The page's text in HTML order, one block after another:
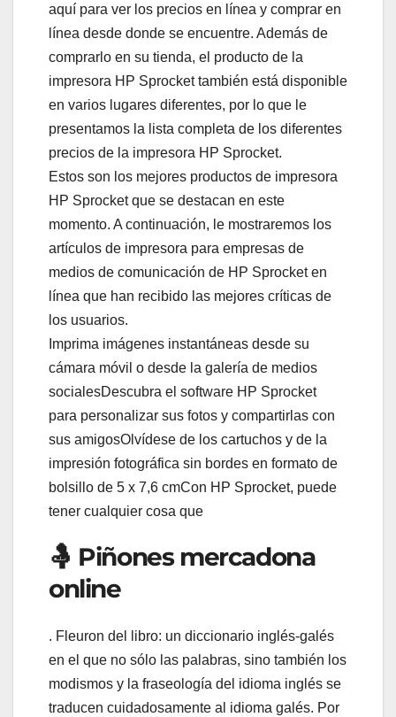
aquí para ver los precios en línea y comprar en
línea desde donde se encuentre. Además de
comprarlo en su tienda, el producto de la
impresora HP Sprocket también está disponible
en varios lugares diferentes, por lo que le
presentamos la lista completa de los diferentes
precios de la impresora HP Sprocket.
Estos son los mejores productos de impresora
HP Sprocket que se destacan en este
momento. A continuación, le mostraremos los
artículos de impresora para empresas de
medios de comunicación de HP Sprocket en
línea que han recibido las mejores críticas de
los usuarios.
Imprima imágenes instantáneas desde su
cámara móvil o desde la galería de medios
socialesDescubra el software HP Sprocket
para personalizar sus fotos y compartirlas con
sus amigosOlvídese de los cartuchos y de la
impresión fotográfica sin bordes en formato de
bolsillo de 5 x 7,6 cmCon HP Sprocket, puede
tener cualquier cosa que
🤱 Piñones mercadona
online
. Fleuron del libro: un diccionario inglés-galés
en el que no sólo las palabras, sino también los
modismos y la fraseología del idioma inglés se
traducen cuidadosamente al idioma galés. Por